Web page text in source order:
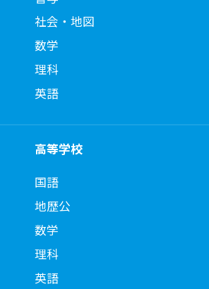
社会・地図
数学
理科
英語
高等学校
国語
地歴公
数学
理科
英語